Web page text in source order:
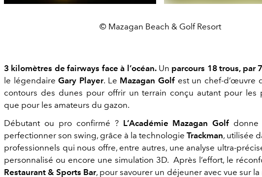
© Mazagan Beach & Golf Resort
3 kilomètres de fairways face à l’océan.Un parcours 18 trous, par
le légendaireGary Player. Le Mazagan Golf est un chef-d’œuvre
contours des dunes pour offrir un terrain conçu autant pour les
que pour les amateurs du gazon.
Débutant ou pro confirmé ? L’Académie Mazagan Golf
perfectionner son swing, grâce à la technologie Trackman, utilisée
professionnels qui nous offre, entre autres, une analyse ultra-
personnalisé ou encore une simulation 3D. Après l’effort, le
Restaurant & Sports Bar, pour savourer un déjeuner avec vue sur